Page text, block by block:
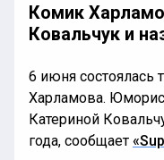
Комик
Ковальчук и
6 июня состоялась
Харламова.
Катериной
года, сообщает